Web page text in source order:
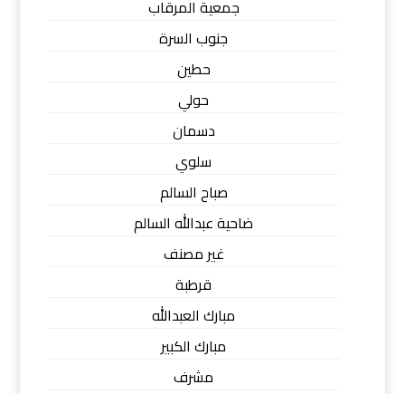
جمعية المرقاب
جنوب السرة
حطين
حولي
دسمان
سلوي
صباح السالم
ضاحية عبدالله السالم
غير مصنف
قرطبة
مبارك العبدالله
مبارك الكبير
مشرف